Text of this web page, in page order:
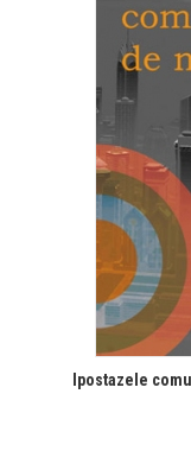
Ipostazele